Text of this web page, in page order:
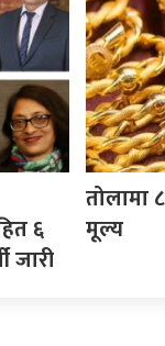
६
जारी
तोलामा
मूल्य